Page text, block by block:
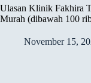
Ulasan Klinik Fakhira
Murah (dibawah 100
November 15,